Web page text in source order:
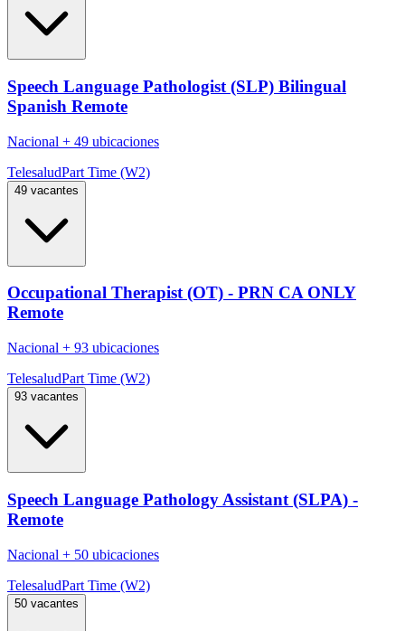
Speech Language Pathologist (SLP) Bilingual
Spanish Remote
Nacional + 49 ubicaciones
TelesaludPart Time (W2)
49 vacantes
Occupational Therapist (OT) - PRN CA ONLY
Remote
Nacional + 93 ubicaciones
TelesaludPart Time (W2)
93 vacantes
Speech Language Pathology Assistant (SLPA) -
Remote
Nacional + 50 ubicaciones
TelesaludPart Time (W2)
50 vacantes